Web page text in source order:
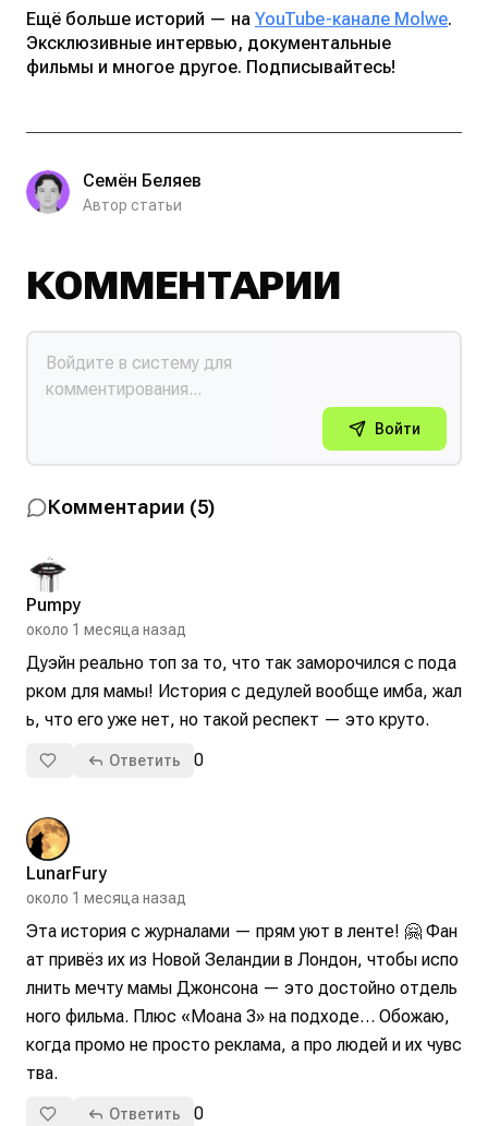
Ещё больше историй — на YouTube-канале Molwe.
Эксклюзивные интервью, документальные
фильмы и многое другое. Подписывайтесь!
Семён Беляев
Автор статьи
КОММЕНТАРИИ
Войти
Комментарии (5)
Pumpy
около 1 месяца назад
Дуэйн реально топ за то, что так заморочился с пода
рком для мамы! История с дедулей вообще имба, жал
ь, что его уже нет, но такой респект — это круто.
Ответить 0
LunarFury
около 1 месяца назад
Эта история с журналами — прям уют в ленте! 🤗 Фан
ат привёз их из Новой Зеландии в Лондон, чтобы испо
лнить мечту мамы Джонсона — это достойно отдель
ного фильма. Плюс «Моана 3» на подходе… Обожаю,
когда промо не просто реклама, а про людей и их чувс
тва.
Ответить 0